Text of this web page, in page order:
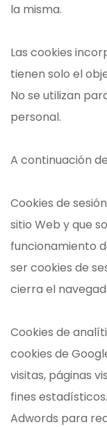
la misma.
Las cookies
tienen solo el
No se utilizan
personal.
A continuación
Cookies de
sitio Web y que
funcionamiento
ser cookies de
cierra el
Cookies de
cookies de
visitas, páginas
fines
Adwords para